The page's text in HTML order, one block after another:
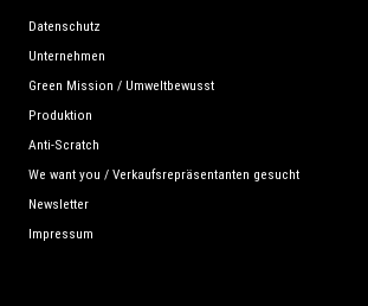
Datenschutz
Unternehmen
Green Mission / Umweltbewusst
Produktion
Anti-Scratch
We want you / Verkaufsrepräsentanten gesucht
Newsletter
Impressum